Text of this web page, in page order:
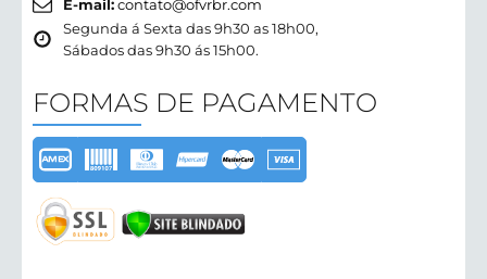
E-mail:contato@ofvrbr.com
Segunda á Sexta das 9h30 as 18h00,
Sábados das 9h30 ás 15h00.
FORMAS DE PAGAMENTO